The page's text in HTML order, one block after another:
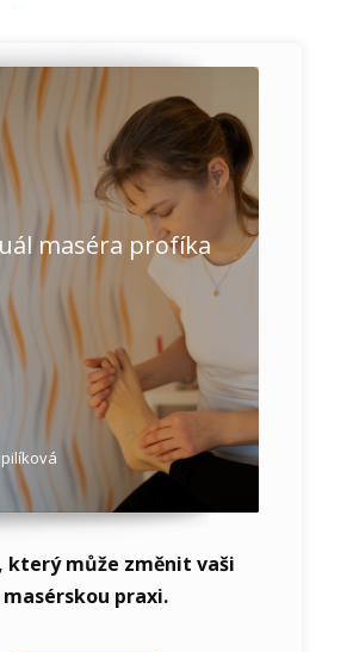
maséra profíka
který může změnit vaši
masérskou praxi.